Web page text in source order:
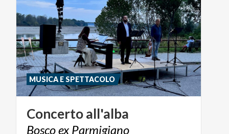
Concertoall'alba
Boscoex Parmigiano
MUSICA E SPETTACOLO